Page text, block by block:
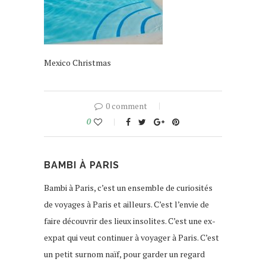
Mexico Christmas
0 comment
0
BAMBI À PARIS
Bambi à Paris, c’est un ensemble de curiosités
de voyages à Paris et ailleurs. C’est l’envie de
faire découvrir des lieux insolites. C’est une ex-
expat qui veut continuer à voyager à Paris. C’est
un petit surnom naïf, pour garder un regard